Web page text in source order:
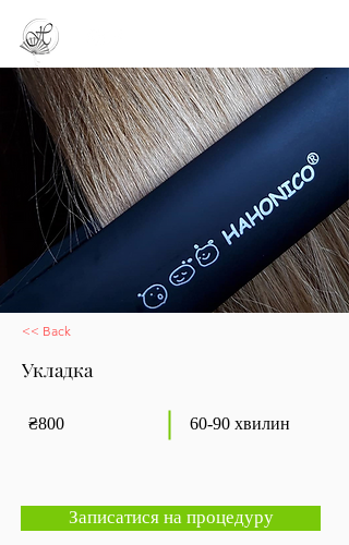
<< Back
Укладка
₴800 60-90 хвилин
Записатися на процедуру